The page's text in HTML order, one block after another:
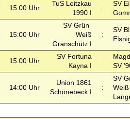
15:00 Uhr
TuS Leitzkau
1990 I
:
SV
15:00 Uhr
SV Grün-
Weiß
Granschütz I
:
SV
15:00 Uhr
SV Fortuna
Kayna I
:
SV
14:00 Uhr
Union 1861
Schönebeck I
:
SV
Weiß